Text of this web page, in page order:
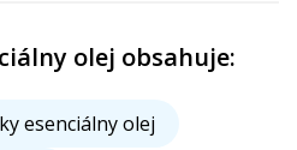
olej obsahuje:
esenciálny olej